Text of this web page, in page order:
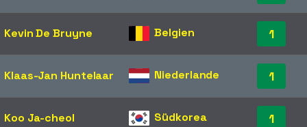
Kevin De Bruyne Belgien 1
Klaas-Jan Huntelaar Niederlande 1
Koo Ja-cheol Südkorea 1